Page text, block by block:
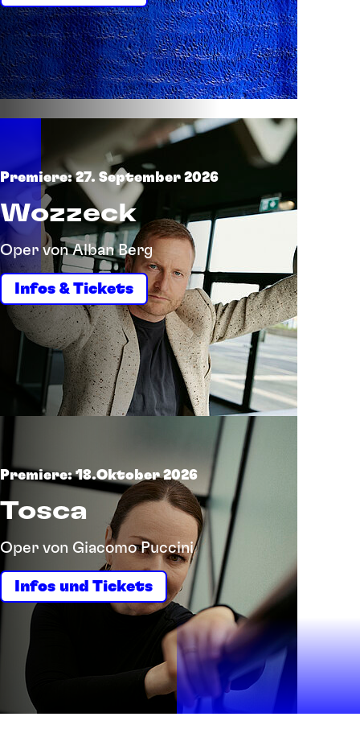
Premiere: 27. September 2026
Wozzeck
Oper von Alban Berg
Infos & Tickets
Premiere: 18.Oktober 2026
Tosca
Oper von Giacomo Puccini
Infos und Tickets